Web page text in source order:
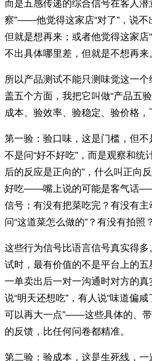
而是五感传递的综合信号在客人潜
察”——他觉得这家店“对了”，说不
但就是想再来；或者他觉得这家店
不出具体哪里差，但就是不想再来
所以产品测试不能只测味觉这一
盖五个方面，我把它叫做“产品五
成本、验效率、验稳定、验价格，
第一验：验口味，这是门槛，但不
不是问“好不好吃”，而是观察和统
后的反应是正向的”，什么叫正向
好吃——嘴上说的可能是客气话
信号：有没有把菜吃完？有没有
问“这道菜怎么做的”？有没有拍照？
这些行为信号比语言信号真实得多
试时，最有价值的不是平台上的
一单卖出后一对一沟通时对方的
说“明天还想吃”，有人说“味道偏咸
可以再大一点”——这些具体的、
的反馈，比任何问卷都精准。
第二验：验成本，这是生死线，一